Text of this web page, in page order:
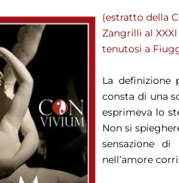
(estratto della
Zangrilli al
tenutosi a
La definizione
consta di una
esprimeva lo
Non si
sensazione
nell’amore